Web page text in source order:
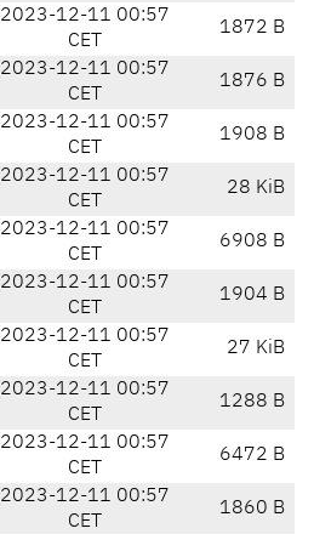
2023-12-11 00:57
CET
1872 B
2023-12-11 00:57
CET
1876 B
2023-12-11 00:57
CET
1908 B
2023-12-11 00:57
CET
28 KiB
2023-12-11 00:57
CET
6908 B
2023-12-11 00:57
CET
1904 B
2023-12-11 00:57
CET
27 KiB
2023-12-11 00:57
CET
1288 B
2023-12-11 00:57
CET
6472 B
2023-12-11 00:57
CET
1860 B